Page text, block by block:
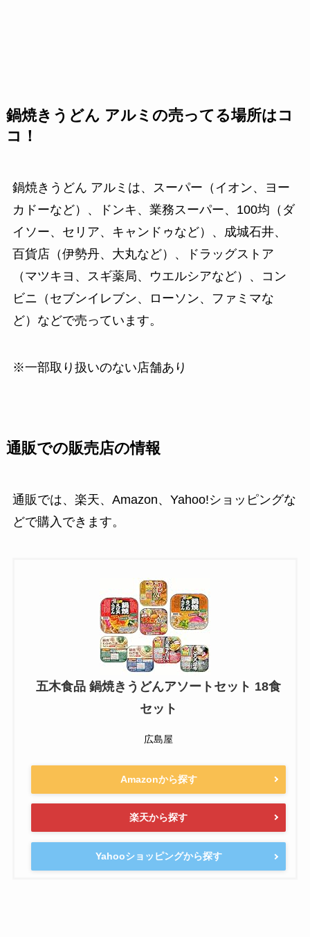
鍋焼きうどん アルミの売ってる場所はコ
コ！
鍋焼きうどん アルミは、スーパー（イオン、ヨー
カドーなど）、ドンキ、業務スーパー、100均（ダ
イソー、セリア、キャンドゥなど）、成城石井、
百貨店（伊勢丹、大丸など）、ドラッグストア
（マツキヨ、スギ薬局、ウエルシアなど）、コン
ビニ（セブンイレブン、ローソン、ファミマな
ど）などで売っています。
※一部取り扱いのない店舗あり
通販での販売店の情報
通販では、楽天、Amazon、Yahoo!ショッピングな
どで購入できます。
五木食品 鍋焼きうどんアソートセット 18食
セット
広島屋
Amazonから探す
楽天から探す
Yahooショッピングから探す